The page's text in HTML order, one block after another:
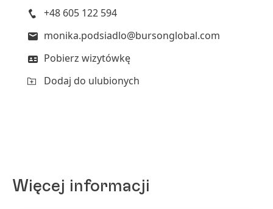
+48 605 122 594
monika.podsiadlo@bursonglobal.com
Pobierz wizytówkę
Dodaj do ulubionych
Więcej informacji